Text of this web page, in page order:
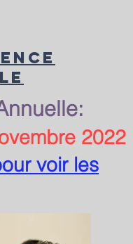
2022
voir les